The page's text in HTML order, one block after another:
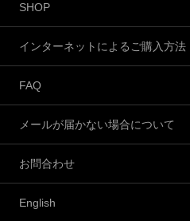
SHOP
インターネットによるご購入方法
FAQ
メールが届かない場合について
お問合わせ
English